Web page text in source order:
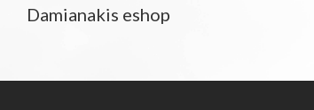
Damianakis eshop